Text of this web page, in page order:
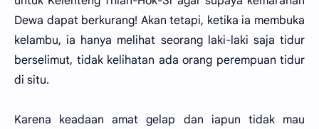
Dewa dapat berkurang! Akan tetapi, ketika ia membuka
kelambu, ia hanya melihat seorang laki-laki saja tidur
berselimut, tidak kelihatan ada orang perempuan tidur
di situ.
Karena keadaan amat gelap dan iapun tidak mau